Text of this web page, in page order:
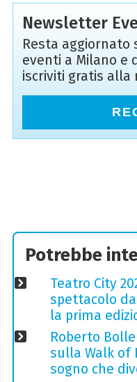
Newsletter
Resta
eventi a Milano e
iscriviti gratis alla
Potrebbe
Teatro City
spettacolo
la prima
Roberto
sulla Walk of
sogno che